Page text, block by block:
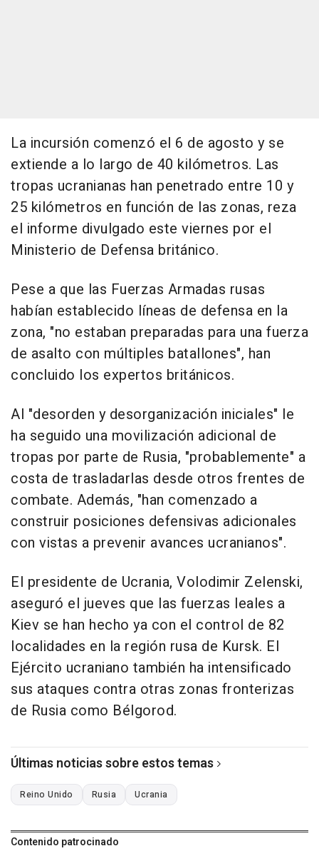
La incursión comenzó el 6 de agosto y se
extiende a lo largo de 40 kilómetros. Las
tropas ucranianas han penetrado entre 10 y
25 kilómetros en función de las zonas, reza
el informe divulgado este viernes por el
Ministerio de Defensa británico.
Pese a que las Fuerzas Armadas rusas
habían establecido líneas de defensa en la
zona, "no estaban preparadas para una fuerza
de asalto con múltiples batallones", han
concluido los expertos británicos.
Al "desorden y desorganización iniciales" le
ha seguido una movilización adicional de
tropas por parte de Rusia, "probablemente" a
costa de trasladarlas desde otros frentes de
combate. Además, "han comenzado a
construir posiciones defensivas adicionales
con vistas a prevenir avances ucranianos".
El presidente de Ucrania, Volodimir Zelenski,
aseguró el jueves que las fuerzas leales a
Kiev se han hecho ya con el control de 82
localidades en la región rusa de Kursk. El
Ejército ucraniano también ha intensificado
sus ataques contra otras zonas fronterizas
de Rusia como Bélgorod.
Últimas noticias sobre estos temas
Reino Unido Rusia Ucrania
Contenido patrocinado